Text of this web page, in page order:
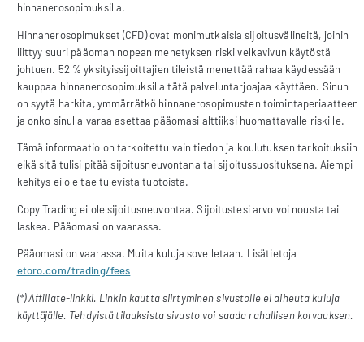
hinnanerosopimuksilla.
Hinnanerosopimukset (CFD) ovat monimutkaisia sijoitusvälineitä, joihin
liittyy suuri pääoman nopean menetyksen riski velkavivun käytöstä
johtuen. 52 % yksityissijoittajien tileistä menettää rahaa käydessään
kauppaa hinnanerosopimuksilla tätä palveluntarjoajaa käyttäen. Sinun
on syytä harkita, ymmärrätkö hinnanerosopimusten toimintaperiaatteen
ja onko sinulla varaa asettaa pääomasi alttiiksi huomattavalle riskille.
Tämä informaatio on tarkoitettu vain tiedon ja koulutuksen tarkoituksiin
eikä sitä tulisi pitää sijoitusneuvontana tai sijoitussuosituksena. Aiempi
kehitys ei ole tae tulevista tuotoista.
Copy Trading ei ole sijoitusneuvontaa. Sijoitustesi arvo voi nousta tai
laskea. Pääomasi on vaarassa.
Pääomasi on vaarassa. Muita kuluja sovelletaan. Lisätietoja
etoro.com/trading/fees
(*) Affiliate-linkki. Linkin kautta siirtyminen sivustolle ei aiheuta kuluja
käyttäjälle. Tehdyistä tilauksista sivusto voi saada rahallisen korvauksen.